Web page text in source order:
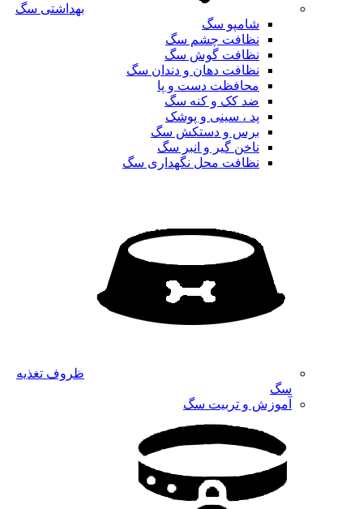
بهداشتی سگ
شامپو سگ
نظافت چشم سگ
نظافت گوش سگ
نظافت دهان و دندان سگ
محافظت دست و پا
ضد کک و کنه سگ
پد ، سینی و پوشک
برس و دستکش سگ
ناخن گیر و انبر سگ
نظافت محل نگهداری سگ
ظروف تغذیه
سگ
آموزش و تربیت سگ